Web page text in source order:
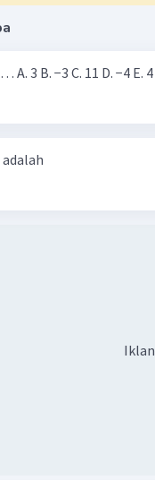
Nilai dari |−7+4|=… A. 3 B. −3 C. 11 D. −4 E. 4
adalah
Iklan